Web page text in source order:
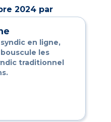
2024 par
en ligne,
les
traditionnel